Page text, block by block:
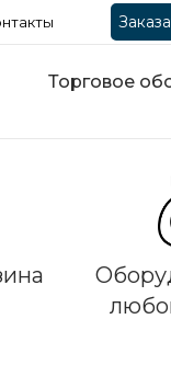
Торговое